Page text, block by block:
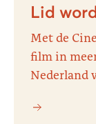
Lid
Met de
film in
Nederland